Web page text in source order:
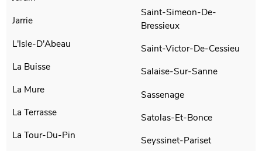
Jarrie
L'Isle-D'Abeau
La Buisse
La Mure
La Terrasse
La Tour-Du-Pin
Saint-Simeon-De-
Bressieux
Saint-Victor-De-Cessieu
Salaise-Sur-Sanne
Sassenage
Satolas-Et-Bonce
Seyssinet-Pariset